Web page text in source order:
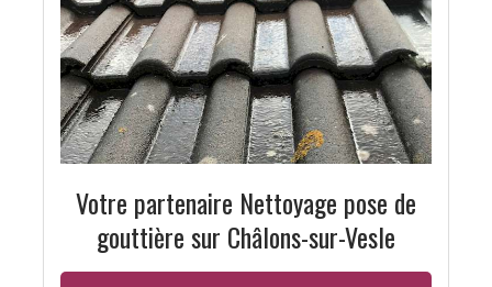
Votre partenaire Nettoyage pose de
gouttière sur Châlons-sur-Vesle